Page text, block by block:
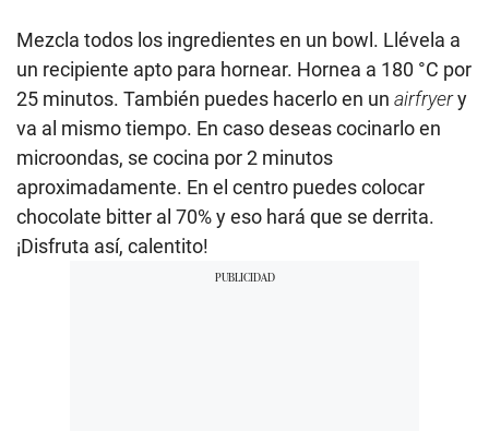
Mezcla todos los ingredientes en un bowl. Llévela a
un recipiente apto para hornear. Hornea a 180 °C por
25 minutos. También puedes hacerlo en un airfryery
va al mismo tiempo. En caso deseas cocinarlo en
microondas, se cocina por 2 minutos
aproximadamente. En el centro puedes colocar
chocolate bitter al 70% y eso hará que se derrita.
¡Disfruta así, calentito!